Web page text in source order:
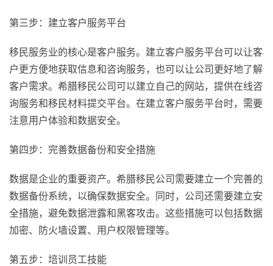
第三步：建立客户服务平台
移民服务业的核心是客户服务。建立客户服务平台可以让客
户更方便地获取信息和咨询服务，也可以让公司更好地了解
客户需求。希腊移民公司可以建立自己的网站，提供在线咨
询服务和移民材料提交平台。在建立客户服务平台时，需要
注意用户体验和数据安全。
第四步：完善数据备份和安全措施
数据是企业的重要资产。希腊移民公司需要建立一个完善的
数据备份系统，以确保数据安全。同时，公司还需要建立安
全措施，避免数据泄露和黑客攻击。这些措施可以包括数据
加密、防火墙设置、用户权限管理等。
第五步：培训员工技能